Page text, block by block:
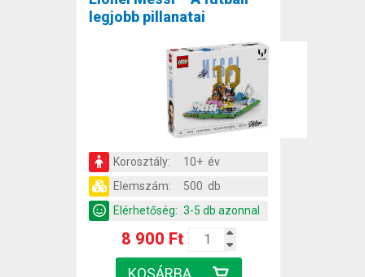
legjobb pillanatai
Korosztály:
10+ év
Elemszám:
500 db
Elérhetőség: 3-5 db azonnal
8 900 Ft